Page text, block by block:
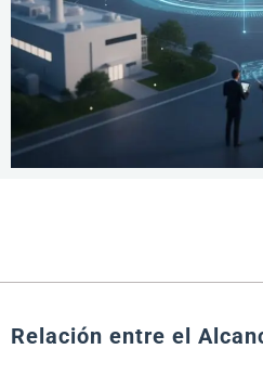
Relación entre el